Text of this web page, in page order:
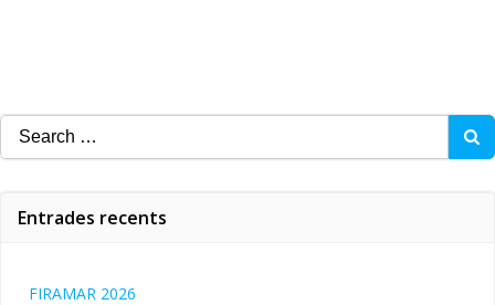
Search
for:
Entrades recents
FIRAMAR 2026